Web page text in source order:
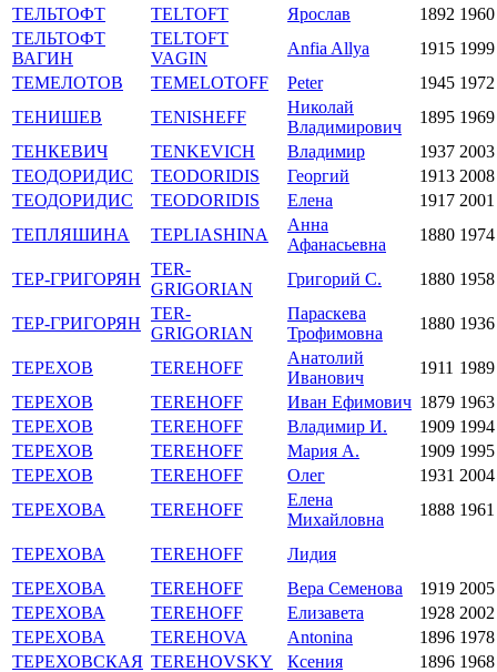
ТЕЛЬТОФТ
TELTOFT Ярослав 1892 1960
ТЕЛЬТОФТ
ВАГИН
TELTOFT
VAGIN
Anfia Allya 1915 1999
ТЕМЕЛОТОВ
TEMELOTOFF Peter 1945 1972
ТЕНИШЕВ
TENISHEFF
Николай
Владимирович
1895 1969
ТЕНКЕВИЧ
TENKEVICH Владимир 1937 2003
ТЕОДОРИДИС
TEODORIDIS Георгий 1913 2008
ТЕОДОРИДИС
TEODORIDIS Елена 1917 2001
ТЕПЛЯШИНА
TEPLIASHINA
Анна
Афанасьевна
1880 1974
ТЕР-ГРИГОРЯН
TER-
GRIGORIAN
Григорий С. 1880 1958
ТЕР-ГРИГОРЯН
TER-
GRIGORIAN
Параскева
Трофимовна
1880 1936
ТЕРЕХОВ TEREHOFF
Анатолий
Иванович
1911 1989
ТЕРЕХОВ
TEREHOFF Иван Ефимович 1879 1963
ТЕРЕХОВ
TEREHOFF Владимир И. 1909 1994
ТЕРЕХОВ
TEREHOFF Мария А. 1909 1995
ТЕРЕХОВ
TEREHOFF Олег 1931 2004
ТЕРЕХОВА
TEREHOFF
Елена
Михайловна
1888 1961
ТЕРЕХОВА TEREHOFF
Лидия
ТЕРЕХОВА
TEREHOFF Вера Семенова 1919 2005
ТЕРЕХОВА
TEREHOFF Елизавета 1928 2002
ТЕРЕХОВА
TEREHOVA Antonina 1896 1978
ТЕРЕХОВСКАЯ TEREHOVSKY Ксения 1896 1968